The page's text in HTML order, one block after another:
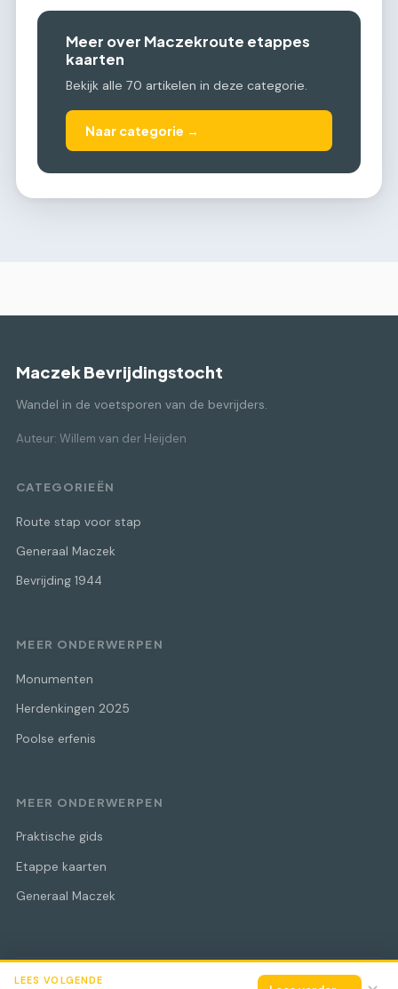
Meer over Maczekroute etappes
kaarten
Bekijk alle 70 artikelen in deze categorie.
Naar categorie →
Maczek Bevrijdingstocht
Wandel in de voetsporen van de bevrijders.
Auteur: Willem van der Heijden
CATEGORIEËN
Route stap voor stap
Generaal Maczek
Bevrijding 1944
MEER ONDERWERPEN
Monumenten
Herdenkingen 2025
Poolse erfenis
MEER ONDERWERPEN
Praktische gids
Etappe kaarten
Generaal Maczek
© 2026 Maczek Bevrijdingstocht Alle rechten voorbehouden.
LEES VOLGENDE